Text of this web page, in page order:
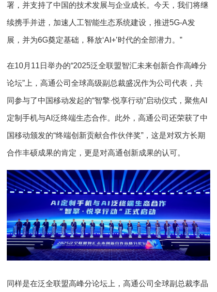
署，并支持了中国的技术发展与企业成长。今天，我们将继
续携手并进，加速人工智能生态系统建设，推进5G-A发
展，并为6G奠定基础，释放‘AI+’时代的全部潜力。”
在10月11日举办的“2025泛全联盟智汇未来创新合作高峰分
论坛”上，高通公司全球高级副总裁盛况作为公司代表，共
同参与了中国移动发起的“智擎·悦享行动”启动仪式，聚焦AI
定制手机与AI泛终端生态合作。此外，高通公司还荣获了中
国移动颁发的“终端创新贡献合作伙伴奖”，这是对双方长期
合作丰硕成果的肯定，更是对高通创新成果的认可。
同样是在泛全联盟高峰分论坛上，高通公司全球副总裁李晶